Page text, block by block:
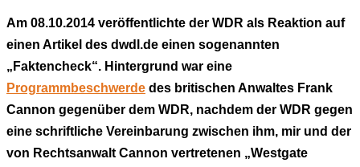
Am 08.10.2014 veröffentlichte der WDR als Reaktion auf
einen Artikel des dwdl.de einen sogenannten
„Faktencheck“. Hintergrund war eine
Programmbeschwerde des britischen Anwaltes Frank
Cannon gegenüber dem WDR, nachdem der WDR gegen
eine schriftliche Vereinbarung zwischen ihm, mir und der
von Rechtsanwalt Cannon vertretenen „Westgate